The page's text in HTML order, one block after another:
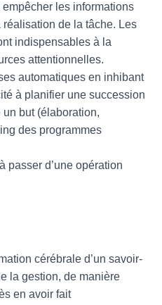
empêcher les informations
de la tâche. Les
indispensables à la
attentionnelles.
automatiques en inhibant
à planifier une succession
un but (élaboration,
des programmes
passer d’une opération
cérébrale d’un savoir-
la gestion, de manière
en avoir fait